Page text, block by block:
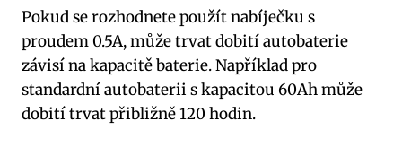
Pokud se rozhodnete použít nabíječku s
proudem 0.5A, může trvat dobití autobaterie
závisí na kapacitě baterie. Například pro
standardní autobaterii s kapacitou 60Ah může
dobití trvat přibližně 120 hodin.